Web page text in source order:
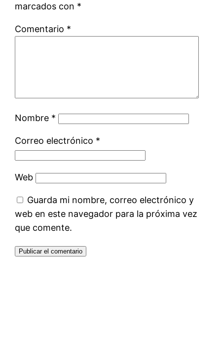
marcados con *
Comentario *
Nombre *
Correo electrónico *
Web
Guarda mi nombre, correo electrónico y
web en este navegador para la próxima vez
que comente.